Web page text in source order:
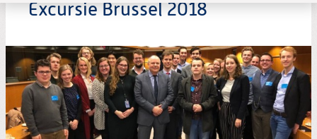
hoofdmenu
Excursie Brussel 2018